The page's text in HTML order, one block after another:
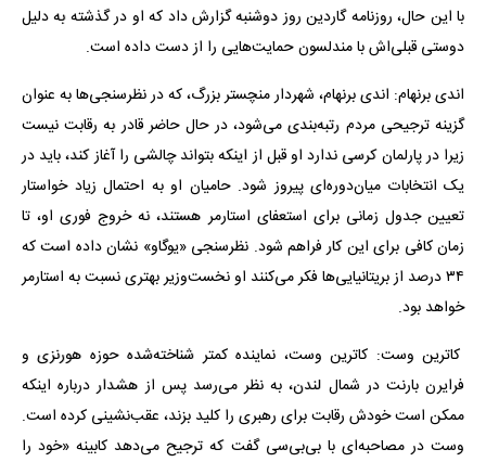
با این حال، روزنامه گاردین روز دوشنبه گزارش داد که او در گذشته به دلیل
دوستی قبلی‌اش با مندلسون حمایت‌هایی را از دست داده است.
اندی برنهام: اندی برنهام، شهردار منچستر بزرگ، که در نظرسنجی‌ها به عنوان
گزینه ترجیحی مردم رتبه‌بندی می‌شود، در حال حاضر قادر به رقابت نیست
زیرا در پارلمان کرسی ندارد او قبل از اینکه بتواند چالشی را آغاز کند، باید در
یک انتخابات میان‌دوره‌ای پیروز شود. حامیان او به احتمال زیاد خواستار
تعیین جدول زمانی برای استعفای استارمر هستند، نه خروج فوری او، تا
زمان کافی برای این کار فراهم شود. نظرسنجی «یوگاو» نشان داده است که
۳۴ درصد از بریتانیایی‌ها فکر می‌کنند او نخست‌وزیر بهتری نسبت به استارمر
خواهد بود.
کاترین وست: کاترین وست، نماینده کمتر شناخته‌شده حوزه هورنزی و
فرایرن بارنت در شمال لندن، به نظر می‌رسد پس از هشدار درباره اینکه
ممکن است خودش رقابت برای رهبری را کلید بزند، عقب‌نشینی کرده است.
وست در مصاحبه‌ای با بی‌بی‌سی گفت که ترجیح می‌دهد کابینه «خود را